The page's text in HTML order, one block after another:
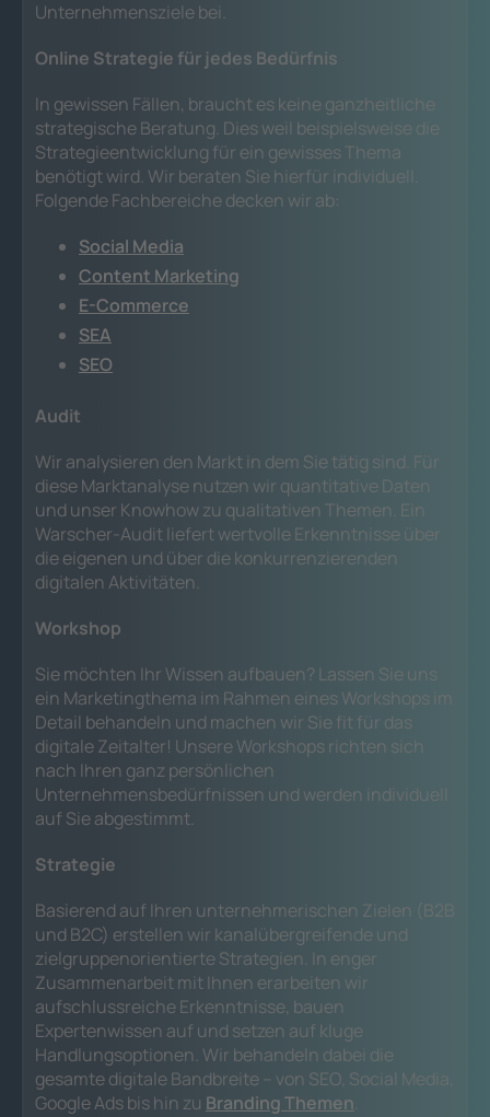
Unternehmensziele bei.
Online Strategie für jedes Bedürfnis
In gewissen Fällen, braucht es keine ganzheitliche
strategische Beratung. Dies weil beispielsweise die
Strategieentwicklung für ein gewisses Thema
benötigt wird. Wir beraten Sie hierfür individuell.
Folgende Fachbereiche decken wir ab:
Social Media
Content Marketing
E-Commerce
SEA
SEO
Audit
Wir analysieren den Markt in dem Sie tätig sind. Für
diese Marktanalyse nutzen wir quantitative Daten
und unser Knowhow zu qualitativen Themen. Ein
Warscher-Audit liefert wertvolle Erkenntnisse über
die eigenen und über die konkurrenzierenden
digitalen Aktivitäten.
Workshop
Sie möchten Ihr Wissen aufbauen? Lassen Sie uns
ein Marketingthema im Rahmen eines Workshops im
Detail behandeln und machen wir Sie fit für das
digitale Zeitalter! Unsere Workshops richten sich
nach Ihren ganz persönlichen
Unternehmensbedürfnissen und werden individuell
auf Sie abgestimmt.
Strategie
Basierend auf Ihren unternehmerischen Zielen (B2B
und B2C) erstellen wir kanalübergreifende und
zielgruppenorientierte Strategien. In enger
Zusammenarbeit mit Ihnen erarbeiten wir
aufschlussreiche Erkenntnisse, bauen
Expertenwissen auf und setzen auf kluge
Handlungsoptionen. Wir behandeln dabei die
gesamte digitale Bandbreite – von SEO, Social Media,
Google Ads bis hin zu Branding Themen.